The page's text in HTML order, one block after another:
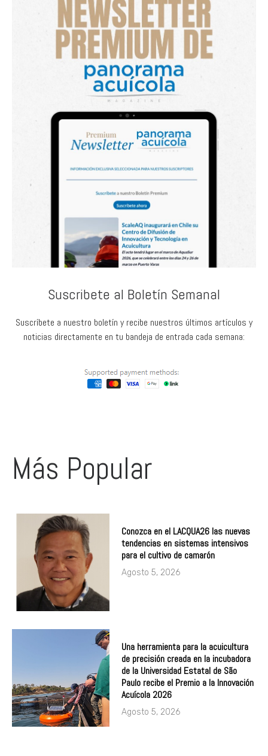
Suscribete al Boletín Semanal
Suscríbete a nuestro boletín y recibe nuestros últimos artículos y
noticias directamente en tu bandeja de entrada cada semana:
Más Popular
Conozca en el LACQUA26 las nuevas
tendencias en sistemas intensivos
para el cultivo de camarón
Agosto 5, 2026
Una herramienta para la acuicultura
de precisión creada en la incubadora
de la Universidad Estatal de São
Paulo recibe el Premio a la Innovación
Acuícola 2026
Agosto 5, 2026